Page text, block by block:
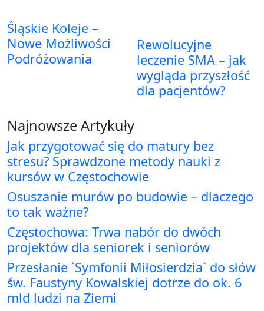
Śląskie Koleje –
Nowe Możliwości
Podróżowania
Rewolucyjne
leczenie SMA – jak
wygląda przyszłość
dla pacjentów?
Najnowsze Artykuły
Jak przygotować się do matury bez
stresu? Sprawdzone metody nauki z
kursów w Częstochowie
Osuszanie murów po budowie – dlaczego
to tak ważne?
Częstochowa: Trwa nabór do dwóch
projektów dla seniorek i seniorów
Przesłanie `Symfonii Miłosierdzia` do słów
św. Faustyny Kowalskiej dotrze do ok. 6
mld ludzi na Ziemi